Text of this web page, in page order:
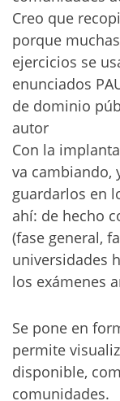
Creo que
porque
ejercicios se
enunciados
de dominio
autor
Con la
va cambiando,
guardarlos en
ahí: de hecho
(fase general,
universidades
los exámenes
Se pone en
permite
disponible,
comunidades.